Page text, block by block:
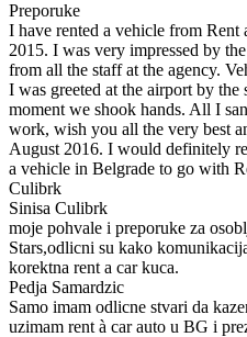
Preporuke
I have rented a vehicle from Rent
2015. I was very impressed by
from all the staff at the agency.
I was greeted at the airport by
moment we shook hands. All I
work, wish you all the very best
August 2016. I would definitely
a vehicle in Belgrade to go with
Culibrk
Sinisa Culibrk
moje pohvale i preporuke za
Stars,odlicni su kako
korektna rent a car kuca.
Pedja Samardzic
Samo imam odlicne stvari da
uzimam rent à car auto u BG i